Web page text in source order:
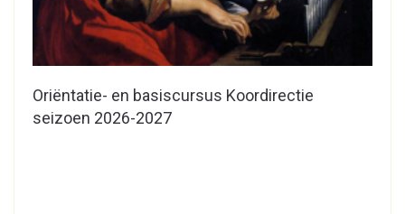
Oriëntatie- en basiscursus Koordirectie
seizoen 2026-2027